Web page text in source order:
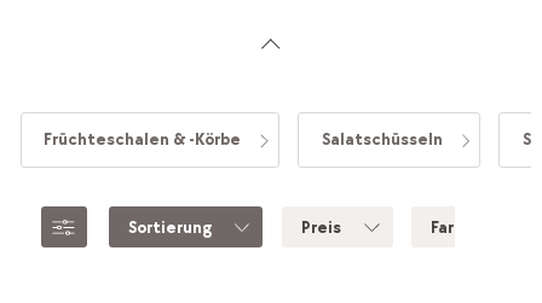
Früchteschalen & -Körbe Salatschüsseln
Sortierung Preis Farbe